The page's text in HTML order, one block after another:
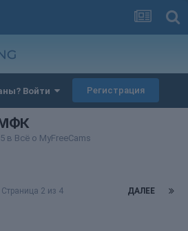
Войти Регистрация
МФК
в Всё о MyFreeCams
ДАЛЕЕ
Страница 2 из 4